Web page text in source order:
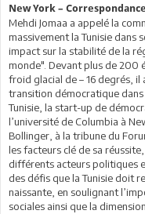
New York –
Mehdi Jomaa a appelé la
massivement la Tunisie dans
impact sur la stabilité de la
monde". Devant plus de 200
froid glacial de – 16 degrés, il
transition démocratique
Tunisie, la start-up de
l’université de Columbia à
Bollinger, à la tribune du
les facteurs clé de sa
différents acteurs politiques
des défis que la Tunisie doit
naissante, en soulignant
sociales ainsi que la